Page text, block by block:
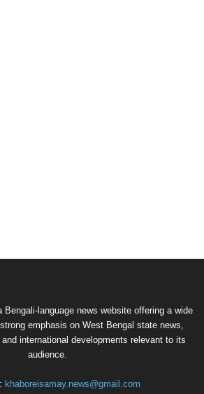
Bengali-language news website offering a wide
emphasis on West Bengal state news,
international developments relevant to its
audience.
khaboreisamay.news@gmail.com